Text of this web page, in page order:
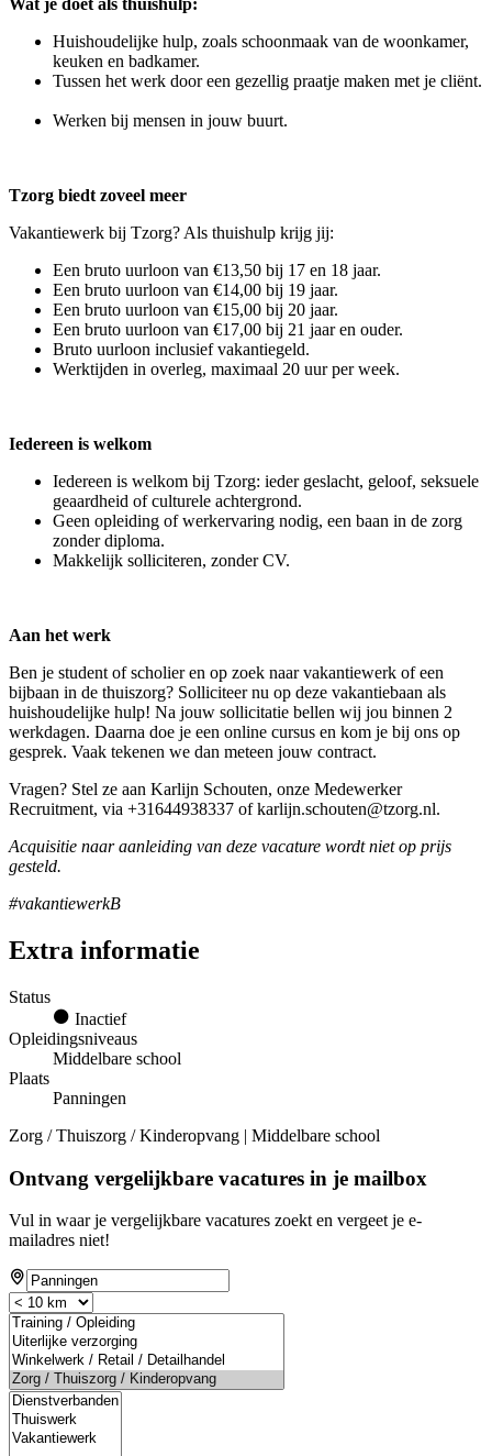
Wat je doet als thuishulp:
Huishoudelijke hulp, zoals schoonmaak van de woonkamer,
keuken en badkamer.
Tussen het werk door een gezellig praatje maken met je cliënt.
Werken bij mensen in jouw buurt.
Tzorg biedt zoveel meer
Vakantiewerk bij Tzorg? Als thuishulp krijg jij:
Een bruto uurloon van €13,50 bij 17 en 18 jaar.
Een bruto uurloon van €14,00 bij 19 jaar.
Een bruto uurloon van €15,00 bij 20 jaar.
Een bruto uurloon van €17,00 bij 21 jaar en ouder.
Bruto uurloon inclusief vakantiegeld.
Werktijden in overleg, maximaal 20 uur per week.
Iedereen is welkom
Iedereen is welkom bij Tzorg: ieder geslacht, geloof, seksuele
geaardheid of culturele achtergrond.
Geen opleiding of werkervaring nodig, een baan in de zorg
zonder diploma.
Makkelijk solliciteren, zonder CV.
Aan het werk
Ben je student of scholier en op zoek naar vakantiewerk of een
bijbaan in de thuiszorg? Solliciteer nu op deze vakantiebaan als
huishoudelijke hulp! Na jouw sollicitatie bellen wij jou binnen 2
werkdagen. Daarna doe je een online cursus en kom je bij ons op
gesprek. Vaak tekenen we dan meteen jouw contract.
Vragen? Stel ze aan Karlijn Schouten, onze Medewerker
Recruitment, via +31644938337 of karlijn.schouten@tzorg.nl.
Acquisitie naar aanleiding van deze vacature wordt niet op prijs
gesteld.
#vakantiewerkB
Extra informatie
Status
Inactief
Opleidingsniveaus
Middelbare school
Plaats
Panningen
Zorg / Thuiszorg / Kinderopvang | Middelbare school
Ontvang vergelijkbare vacatures in je mailbox
Vul in waar je vergelijkbare vacatures zoekt en vergeet je e-
mailadres niet!